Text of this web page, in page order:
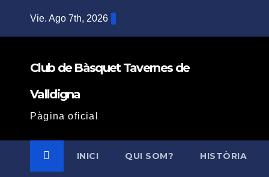
Vie. Ago 7th, 2026
Club de Bàsquet Tavernes de
Valldigna
Pàgina oficial
INICI QUI SOM? HISTÒRIA